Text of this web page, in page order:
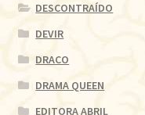
DESCONTRAÍDO
DEVIR
DRACO
DRAMA QUEEN
EDITORA ABRIL